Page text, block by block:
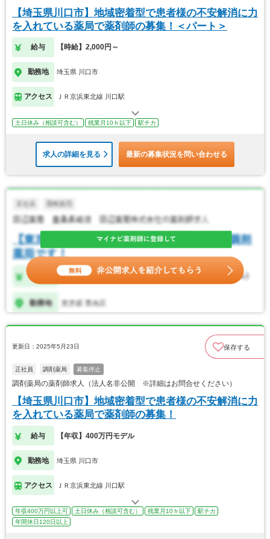
【埼玉県川口市】地域密着型で患者様の不安解消に力
を入れている薬局で薬剤師の募集！＜パート＞
給与 【時給】2,000円～
勤務地 埼玉県 川口市
アクセス ＪＲ京浜東北線 川口駅
土日休み（相談可含む） 残業月10ｈ以下 駅チカ
求人の詳細を見る 最新の募集状況を問い合わせる
更新日：2025年5月23日 保存する
正社員 調剤薬局 募集停止
調剤薬局の薬剤師求人（法人名非公開 ※詳細はお問合せください）
【埼玉県川口市】地域密着型で患者様の不安解消に力
を入れている薬局で薬剤師の募集！
給与 【年収】400万円モデル
勤務地 埼玉県 川口市
アクセス ＪＲ京浜東北線 川口駅
年収400万円以上可 土日休み（相談可含む） 残業月10ｈ以下
駅チカ
年間休日120日以上